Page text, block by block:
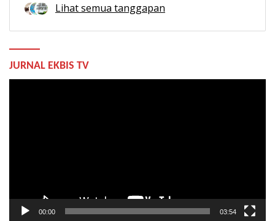
Lihat semua tanggapan
JURNAL EKBIS TV
00:00 03:54